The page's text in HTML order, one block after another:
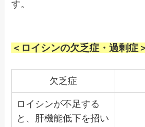
す。
＜ロイシンの欠乏症・過剰症
欠乏症
ロイシンが不足する
と、肝機能低下を招い